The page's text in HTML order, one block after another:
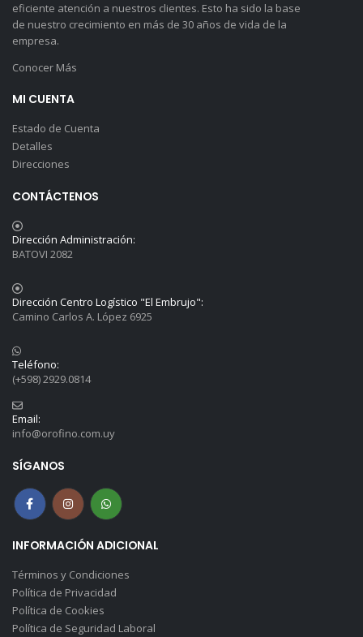
eficiente atención a nuestros clientes. Esto ha sido la base
de nuestro crecimiento en más de 30 años de vida de la
empresa.
Conocer Más
MI CUENTA
Estado de Cuenta
Detalles
Direcciones
CONTÁCTENOS
Dirección Administración:
BATOVI 2082
Dirección Centro Logístico "El Embrujo":
Camino Carlos A. López 6925
Teléfono:
(+598) 2929.0814
Email:
info@orofino.com.uy
SÍGANOS
INFORMACIÓN ADICIONAL
Términos y Condiciones
Política de Privacidad
Política de Cookies
Política de Seguridad Laboral